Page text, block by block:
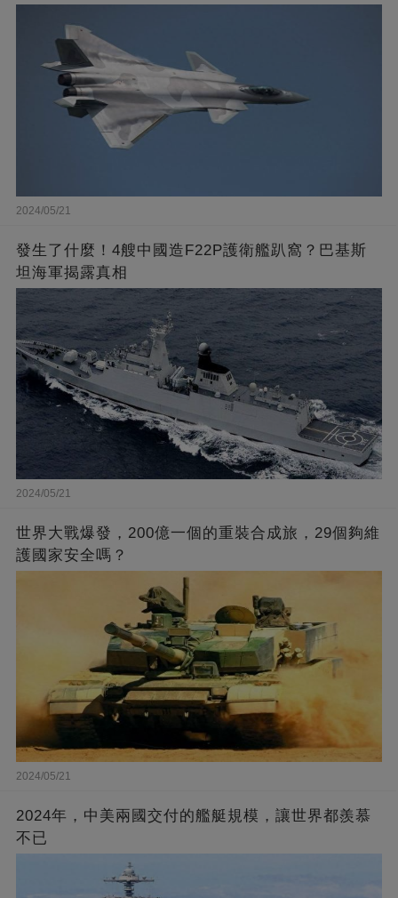
2024/05/21
發生了什麼！4艘中國造F22P護衛艦趴窩？巴基斯
坦海軍揭露真相
2024/05/21
世界大戰爆發，200億一個的重裝合成旅，29個夠維
護國家安全嗎？
2024/05/21
2024年，中美兩國交付的艦艇規模，讓世界都羨慕
不已